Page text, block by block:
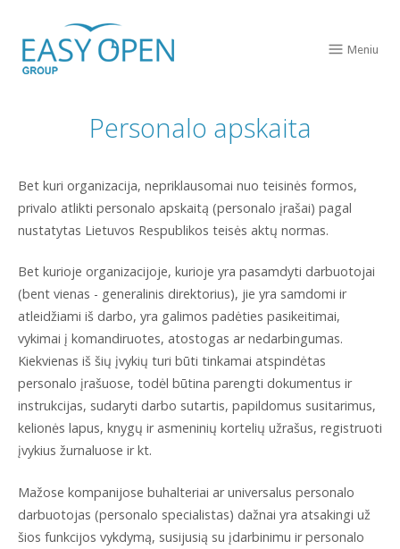
content
Meniu
Personalo apskaita
Bet kuri organizacija, nepriklausomai nuo teisinės formos,
privalo atlikti personalo apskaitą (personalo įrašai) pagal
nustatytas Lietuvos Respublikos teisės aktų normas.
Bet kurioje organizacijoje, kurioje yra pasamdyti darbuotojai
(bent vienas - generalinis direktorius), jie yra samdomi ir
atleidžiami iš darbo, yra galimos padėties pasikeitimai,
vykimai į komandiruotes, atostogas ar nedarbingumas.
Kiekvienas iš šių įvykių turi būti tinkamai atspindėtas
personalo įrašuose, todėl būtina parengti dokumentus ir
instrukcijas, sudaryti darbo sutartis, papildomus susitarimus,
kelionės lapus, knygų ir asmeninių kortelių užrašus, registruoti
įvykius žurnaluose ir kt.
Mažose kompanijose buhalteriai ar universalus personalo
darbuotojas (personalo specialistas) dažnai yra atsakingi už
šios funkcijos vykdymą, susijusią su įdarbinimu ir personalo